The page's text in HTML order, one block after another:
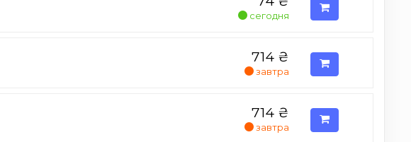
сегодня
714 ₴
завтра
714 ₴
завтра